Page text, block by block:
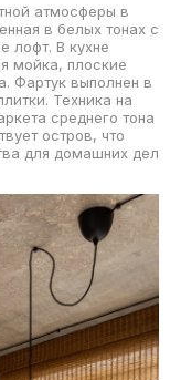
атмосферы в
в белых тонах с
лофт. В кухне
мойка, плоские
Фартук выполнен в
Техника на
среднего тона
остров, что
для домашних дел